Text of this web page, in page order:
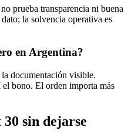
prueba transparencia ni buena
la solvencia operativa es
en Argentina?
documentación visible.
bono. El orden importa más
sin dejarse